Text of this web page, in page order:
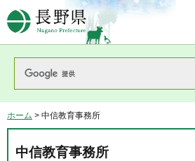
長野県Nagano Prefecture
ホーム > 中信教育事務所
中信教育事務所